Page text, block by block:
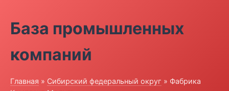
База промышленных
компаний
Главная » Сибирский федеральный округ » Фабрика